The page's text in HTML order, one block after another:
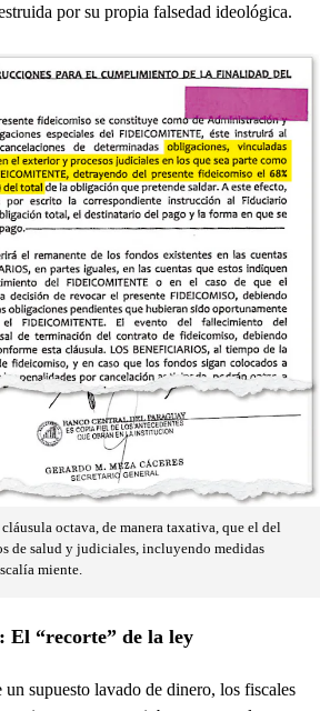
por su propia falsedad ideológica.
octava, de manera taxativa, que el del
de salud y judiciales, incluyendo medidas
miente.
El “recorte” de la ley
supuesto lavado de dinero, los fiscales